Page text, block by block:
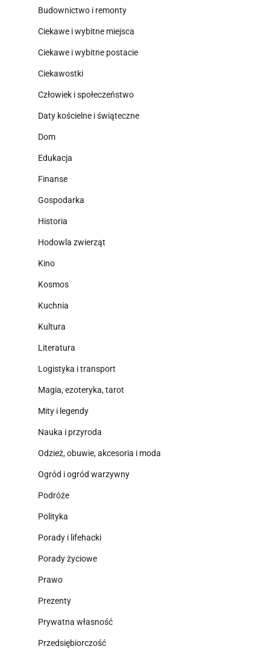
Budownictwo i remonty
Ciekawe i wybitne miejsca
Ciekawe i wybitne postacie
Ciekawostki
Człowiek i społeczeństwo
Daty kościelne i świąteczne
Dom
Edukacja
Finanse
Gospodarka
Historia
Hodowla zwierząt
Kino
Kosmos
Kuchnia
Kultura
Literatura
Logistyka i transport
Magia, ezoteryka, tarot
Mity i legendy
Nauka i przyroda
Odzież, obuwie, akcesoria i moda
Ogród i ogród warzywny
Podróże
Polityka
Porady i lifehacki
Porady życiowe
Prawo
Prezenty
Prywatna własność
Przedsiębiorczość